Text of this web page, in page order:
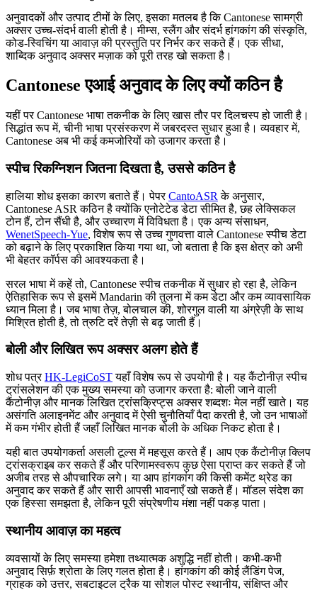
अनुवादकों और उत्पाद टीमों के लिए, इसका मतलब है कि Cantonese सामग्री
अक्सर उच्च-संदर्भ वाली होती है। मीम्स, स्लैंग और संदर्भ हांगकांग की संस्कृति,
कोड-स्विचिंग या आवाज़ की प्रस्तुति पर निर्भर कर सकते हैं। एक सीधा,
शाब्दिक अनुवाद अक्सर मज़ाक को पूरी तरह खो सकता है।
Cantonese एआई अनुवाद के लिए क्यों कठिन है
यहीं पर Cantonese भाषा तकनीक के लिए खास तौर पर दिलचस्प हो जाती है।
सिद्धांत रूप में, चीनी भाषा प्रसंस्करण में जबरदस्त सुधार हुआ है। व्यवहार में,
Cantonese अब भी कई कमजोरियों को उजागर करता है।
स्पीच रिकग्निशन जितना दिखता है, उससे कठिन है
हालिया शोध इसका कारण बताते हैं। पेपरCantoASR के अनुसार,
Cantonese ASR कठिन है क्योंकि एनोटेटेड डेटा सीमित है, छह लेक्सिकल
टोन हैं, टोन सैंधी है, और उच्चारण में विविधता है। एक अन्य संसाधन,
WenetSpeech-Yue, विशेष रूप से उच्च गुणवत्ता वाले Cantonese स्पीच डेटा
को बढ़ाने के लिए प्रकाशित किया गया था, जो बताता है कि इस क्षेत्र को अभी
भी बेहतर कॉर्पस की आवश्यकता है।
सरल भाषा में कहें तो, Cantonese स्पीच तकनीक में सुधार हो रहा है, लेकिन
ऐतिहासिक रूप से इसमें Mandarin की तुलना में कम डेटा और कम व्यावसायिक
ध्यान मिला है। जब भाषा तेज़, बोलचाल की, शोरगुल वाली या अंग्रेज़ी के साथ
मिश्रित होती है, तो त्रुटि दरें तेज़ी से बढ़ जाती हैं।
बोली और लिखित रूप अक्सर अलग होते हैं
शोध पत्रHK-LegiCoSTयहाँ विशेष रूप से उपयोगी है। यह कैंटोनीज़ स्पीच
ट्रांसलेशन की एक मुख्य समस्या को उजागर करता है: बोली जाने वाली
कैंटोनीज़ और मानक लिखित ट्रांसक्रिप्ट्स अक्सर शब्दशः मेल नहीं खाते। यह
असंगति अलाइनमेंट और अनुवाद में ऐसी चुनौतियाँ पैदा करती है, जो उन भाषाओं
में कम गंभीर होती हैं जहाँ लिखित मानक बोली के अधिक निकट होता है।
यही बात उपयोगकर्ता असली टूल्स में महसूस करते हैं। आप एक कैंटोनीज़ क्लिप
ट्रांसक्राइब कर सकते हैं और परिणामस्वरूप कुछ ऐसा प्राप्त कर सकते हैं जो
अजीब तरह से औपचारिक लगे। या आप हांगकांग की किसी कमेंट थ्रेड का
अनुवाद कर सकते हैं और सारी आपसी भावनाएँ खो सकते हैं। मॉडल संदेश का
एक हिस्सा समझता है, लेकिन पूरी संप्रेषणीय मंशा नहीं पकड़ पाता।
स्थानीय आवाज़ का महत्व
व्यवसायों के लिए समस्या हमेशा तथ्यात्मक अशुद्धि नहीं होती। कभी-कभी
अनुवाद सिर्फ़ श्रोता के लिए गलत होता है। हांगकांग की कोई लैंडिंग पेज,
ग्राहक को उत्तर, सबटाइटल ट्रैक या सोशल पोस्ट स्थानीय, संक्षिप्त और